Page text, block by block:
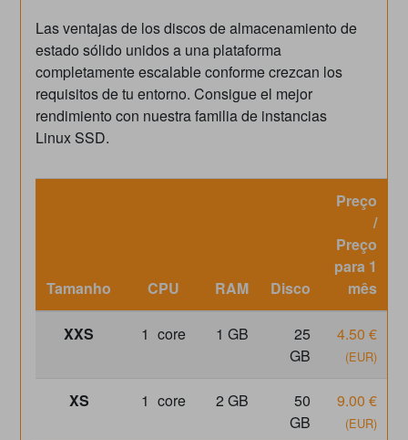
Las ventajas de los discos de almacenamiento de
estado sólido unidos a una plataforma
completamente escalable conforme crezcan los
requisitos de tu entorno. Consigue el mejor
rendimiento con nuestra familia de instancias
Linux SSD.
Tamanho CPU RAM Disco
Preço
/
Preço
para 1
mês
XXS 1 core 1 GB
25
GB
4.50 €
(EUR)
XS 1 core 2 GB
50
GB
9.00 €
(EUR)